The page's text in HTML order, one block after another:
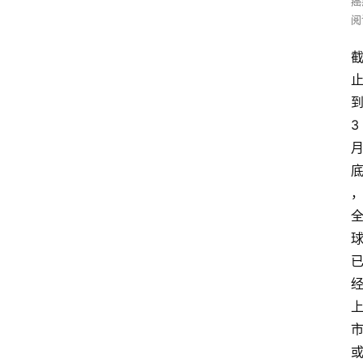
截
止
到
3
月
底
，
全
球
已
经
上
市
或